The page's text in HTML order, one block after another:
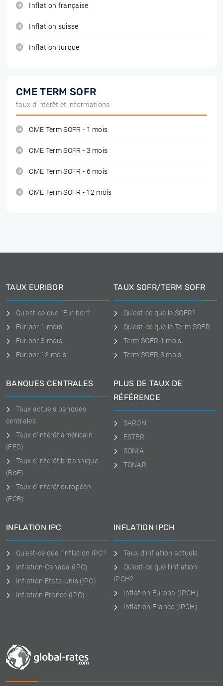
Inflation française
Inflation suisse
Inflation turque
CME TERM SOFR
taux d'intérêt et informations
CME Term SOFR - 1 mois
CME Term SOFR - 3 mois
CME Term SOFR - 6 mois
CME Term SOFR - 12 mois
TAUX EURIBOR
Qu'est-ce que l'Euribor?
Euribor 1 mois
Euribor 3 mois
Euribor 12 mois
TAUX SOFR/TERM SOFR
Qu'est-ce que le SOFR?
Qu'est-ce que le Term SOFR
Term SOFR 1 mois
Term SOFR 3 mois
BANQUES CENTRALES
Taux actuels banques
centrales
Taux d'intérêt américain
(FED)
Taux d'intérêt britannique
(BoE)
Taux d'intérêt européen
(ECB)
PLUS DE TAUX DE
RÉFÉRENCE
SARON
ESTER
SONIA
TONAR
INFLATION IPC
Qu'est-ce que l'inflation IPC?
Inflation Canada (IPC)
Inflation Etats-Unis (IPC)
Inflation France (IPC)
INFLATION IPCH
Taux d'inflation actuels
Qu'est-ce que l'inflation
IPCH?
Inflation Europa (IPCH)
Inflation France (IPCH)